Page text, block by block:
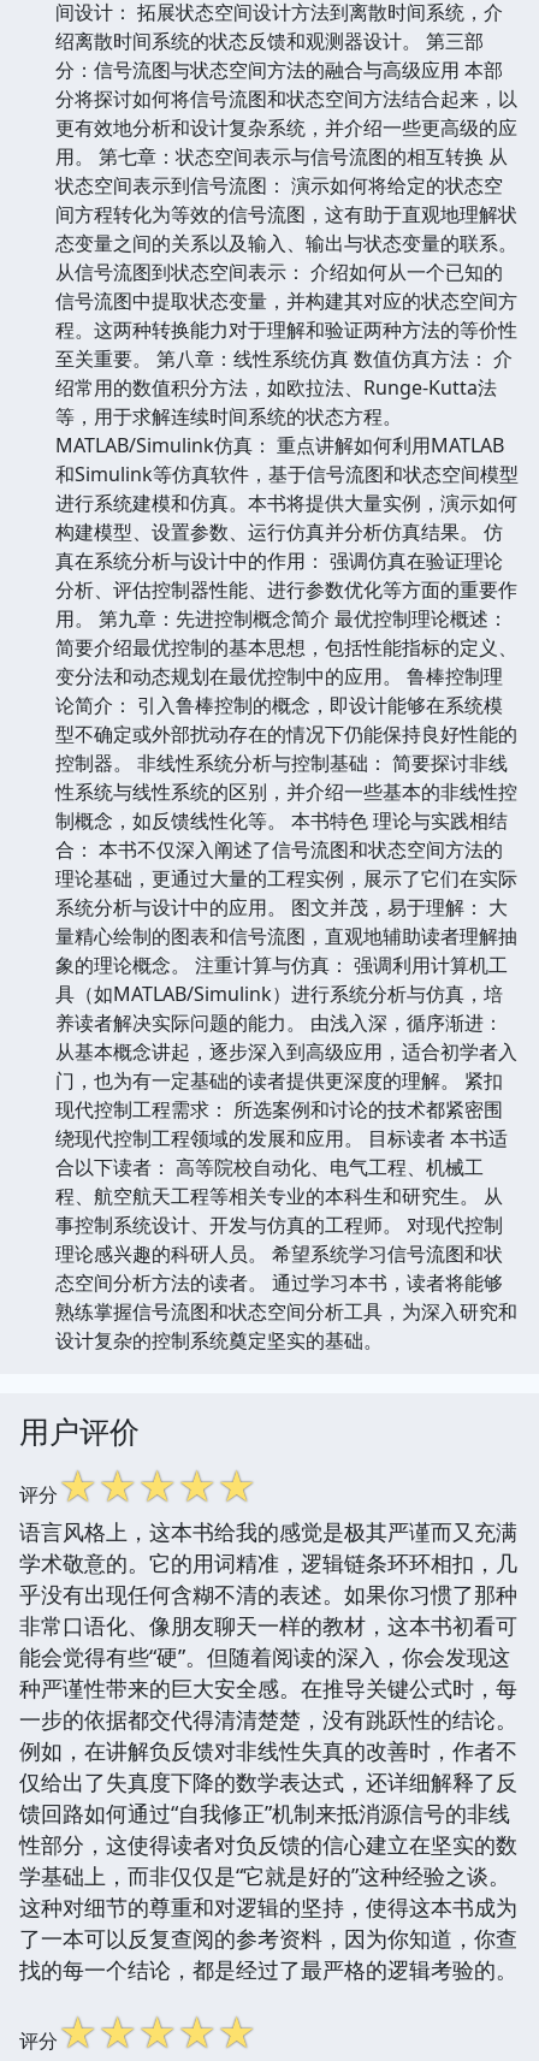
间设计： 拓展状态空间设计方法到离散时间系统，介
绍离散时间系统的状态反馈和观测器设计。 第三部
分：信号流图与状态空间方法的融合与高级应用 本部
分将探讨如何将信号流图和状态空间方法结合起来，以
更有效地分析和设计复杂系统，并介绍一些更高级的应
用。 第七章：状态空间表示与信号流图的相互转换 从
状态空间表示到信号流图： 演示如何将给定的状态空
间方程转化为等效的信号流图，这有助于直观地理解状
态变量之间的关系以及输入、输出与状态变量的联系。
从信号流图到状态空间表示： 介绍如何从一个已知的
信号流图中提取状态变量，并构建其对应的状态空间方
程。这两种转换能力对于理解和验证两种方法的等价性
至关重要。 第八章：线性系统仿真 数值仿真方法： 介
绍常用的数值积分方法，如欧拉法、Runge-Kutta法
等，用于求解连续时间系统的状态方程。
MATLAB/Simulink仿真： 重点讲解如何利用MATLAB
和Simulink等仿真软件，基于信号流图和状态空间模型
进行系统建模和仿真。本书将提供大量实例，演示如何
构建模型、设置参数、运行仿真并分析仿真结果。 仿
真在系统分析与设计中的作用： 强调仿真在验证理论
分析、评估控制器性能、进行参数优化等方面的重要作
用。 第九章：先进控制概念简介 最优控制理论概述：
简要介绍最优控制的基本思想，包括性能指标的定义、
变分法和动态规划在最优控制中的应用。 鲁棒控制理
论简介： 引入鲁棒控制的概念，即设计能够在系统模
型不确定或外部扰动存在的情况下仍能保持良好性能的
控制器。 非线性系统分析与控制基础： 简要探讨非线
性系统与线性系统的区别，并介绍一些基本的非线性控
制概念，如反馈线性化等。 本书特色 理论与实践相结
合： 本书不仅深入阐述了信号流图和状态空间方法的
理论基础，更通过大量的工程实例，展示了它们在实际
系统分析与设计中的应用。 图文并茂，易于理解： 大
量精心绘制的图表和信号流图，直观地辅助读者理解抽
象的理论概念。 注重计算与仿真： 强调利用计算机工
具（如MATLAB/Simulink）进行系统分析与仿真，培
养读者解决实际问题的能力。 由浅入深，循序渐进：
从基本概念讲起，逐步深入到高级应用，适合初学者入
门，也为有一定基础的读者提供更深度的理解。 紧扣
现代控制工程需求： 所选案例和讨论的技术都紧密围
绕现代控制工程领域的发展和应用。 目标读者 本书适
合以下读者： 高等院校自动化、电气工程、机械工
程、航空航天工程等相关专业的本科生和研究生。 从
事控制系统设计、开发与仿真的工程师。 对现代控制
理论感兴趣的科研人员。 希望系统学习信号流图和状
态空间分析方法的读者。 通过学习本书，读者将能够
熟练掌握信号流图和状态空间分析工具，为深入研究和
设计复杂的控制系统奠定坚实的基础。
用户评价
评分☆☆☆☆☆
语言风格上，这本书给我的感觉是极其严谨而又充满
学术敬意的。它的用词精准，逻辑链条环环相扣，几
乎没有出现任何含糊不清的表述。如果你习惯了那种
非常口语化、像朋友聊天一样的教材，这本书初看可
能会觉得有些“硬”。但随着阅读的深入，你会发现这
种严谨性带来的巨大安全感。在推导关键公式时，每
一步的依据都交代得清清楚楚，没有跳跃性的结论。
例如，在讲解负反馈对非线性失真的改善时，作者不
仅给出了失真度下降的数学表达式，还详细解释了反
馈回路如何通过“自我修正”机制来抵消源信号的非线
性部分，这使得读者对负反馈的信心建立在坚实的数
学基础上，而非仅仅是“它就是好的”这种经验之谈。
这种对细节的尊重和对逻辑的坚持，使得这本书成为
了一本可以反复查阅的参考资料，因为你知道，你查
找的每一个结论，都是经过了最严格的逻辑考验的。
评分☆☆☆☆☆